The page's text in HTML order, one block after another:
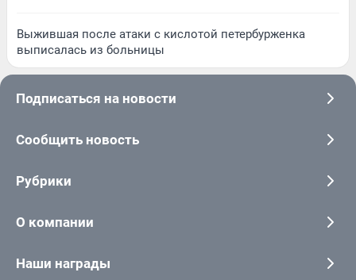
Выжившая после атаки с кислотой петербурженка
выписалась из больницы
Подписаться на новости
Сообщить новость
Рубрики
О компании
Наши награды